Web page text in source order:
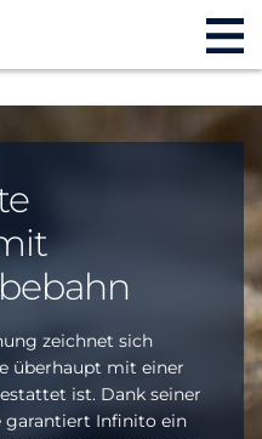
zeichnet sich
überhaupt mit einer
ist. Dank seiner
Infinito ein